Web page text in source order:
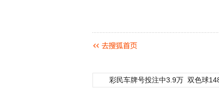
彩民车牌号投注中3.9万 双色球